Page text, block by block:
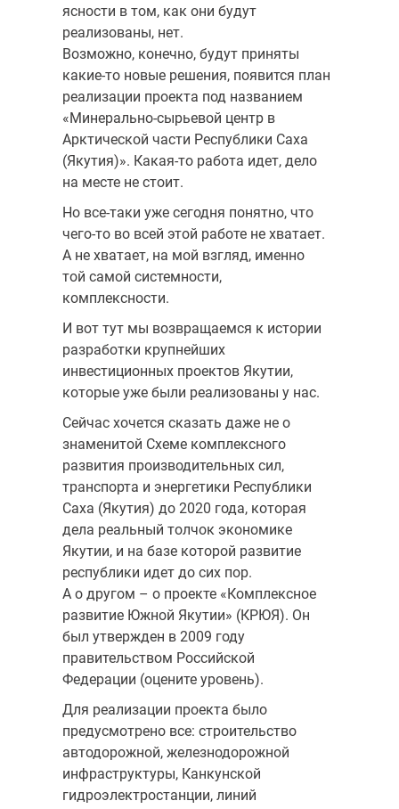
ясности в том, как они будут
реализованы, нет.
Возможно, конечно, будут приняты
какие-то новые решения, появится план
реализации проекта под названием
«Минерально-сырьевой центр в
Арктической части Республики Саха
(Якутия)». Какая-то работа идет, дело
на месте не стоит.
Но все-таки уже сегодня понятно, что
чего-то во всей этой работе не хватает.
А не хватает, на мой взгляд, именно
той самой системности,
комплексности.
И вот тут мы возвращаемся к истории
разработки крупнейших
инвестиционных проектов Якутии,
которые уже были реализованы у нас.
Сейчас хочется сказать даже не о
знаменитой Схеме комплексного
развития производительных сил,
транспорта и энергетики Республики
Саха (Якутия) до 2020 года, которая
дела реальный толчок экономике
Якутии, и на базе которой развитие
республики идет до сих пор.
А о другом – о проекте «Комплексное
развитие Южной Якутии» (КРЮЯ). Он
был утвержден в 2009 году
правительством Российской
Федерации (оцените уровень).
Для реализации проекта было
предусмотрено все: строительство
автодорожной, железнодорожной
инфраструктуры, Канкунской
гидроэлектростанции, линий